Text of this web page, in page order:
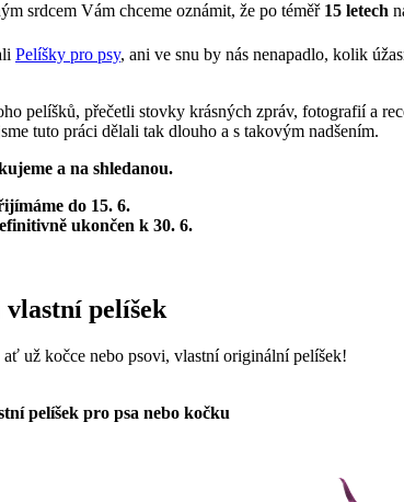
srdcem Vám chceme oznámit, že po téměř 15 letech
Pelíšky pro psy, ani ve snu by nás nenapadlo, kolik
pelíšků, přečetli stovky krásných zpráv, fotografií a
tuto práci dělali tak dlouho a s takovým nadšením.
a na shledanou.
do 15. 6.
ukončen k 30. 6.
pelíšek
už kočce nebo psovi, vlastní originální pelíšek!
pelíšek pro psa nebo kočku